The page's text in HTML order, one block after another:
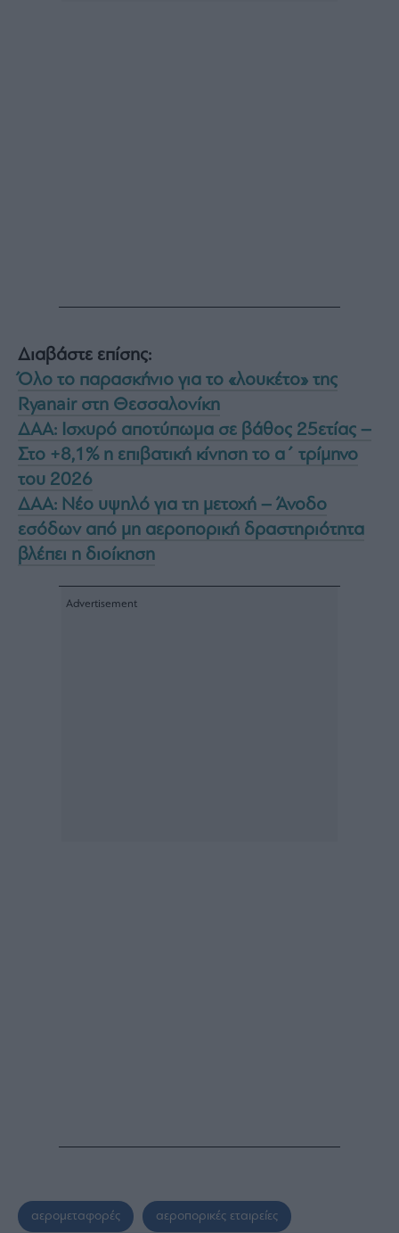
Διαβάστε επίσης:
Όλο το παρασκήνιο για το «λουκέτο» της
Ryanair στη Θεσσαλονίκη
ΔΑΑ: Ισχυρό αποτύπωμα σε βάθος 25ετίας –
Στο +8,1% η επιβατική κίνηση το α΄ τρίμηνο
του 2026
ΔΑΑ: Νέο υψηλό για τη μετοχή – Άνοδο
εσόδων από μη αεροπορική δραστηριότητα
βλέπει η διοίκηση
αερομεταφορές αεροπορικές εταιρείες